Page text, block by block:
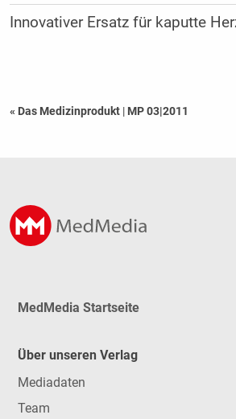
Innovativer Ersatz für kaputte
« Das Medizinprodukt | MP 03|2011
MedMedia Startseite
Über unseren Verlag
Mediadaten
Team